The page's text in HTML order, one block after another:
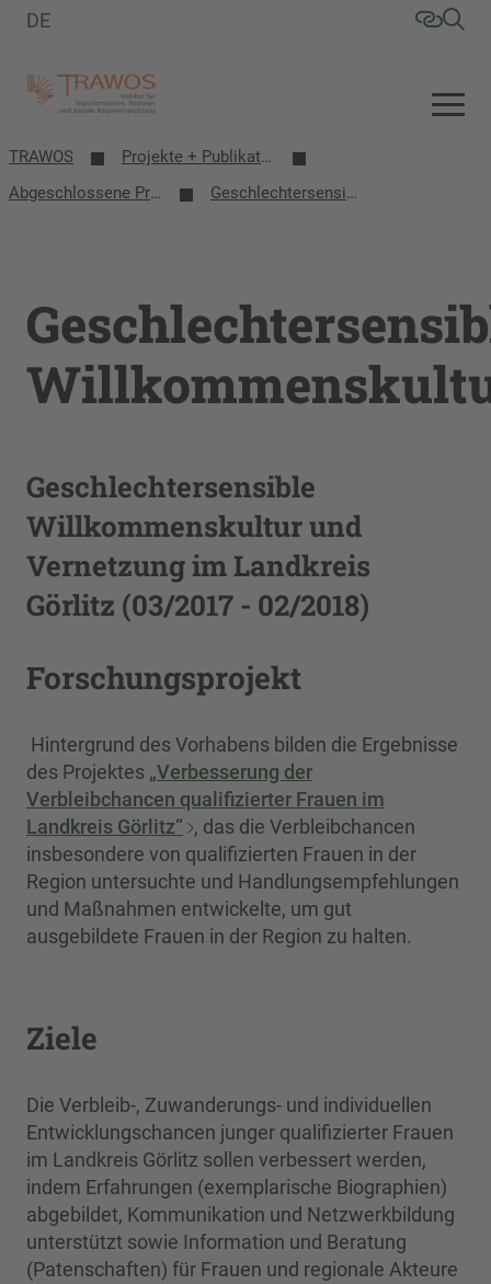
DE
TRAWOS
Projekte + Publikationen
Abgeschlossene Projekte
Geschlechtersensible Willkommenskultur
Geschlechtersensible
Willkommenskultur und
Vernetzung im Landkreis
Görlitz (03/2017 - 02/2018)
Forschungsprojekt
Hintergrund des Vorhabens bilden die Ergebnisse
des Projektes „Verbesserung der
Verbleibchancen qualifizierter Frauen im
Landkreis Görlitz“ , das die Verbleibchancen
insbesondere von qualifizierten Frauen in der
Region untersuchte und Handlungsempfehlungen
und Maßnahmen entwickelte, um gut
ausgebildete Frauen in der Region zu halten.
Ziele
Die Verbleib-, Zuwanderungs- und individuellen
Entwicklungschancen junger qualifizierter Frauen
im Landkreis Görlitz sollen verbessert werden,
indem Erfahrungen (exemplarische Biographien)
abgebildet, Kommunikation und Netzwerkbildung
unterstützt sowie Information und Beratung
(Patenschaften) für Frauen und regionale Akteure